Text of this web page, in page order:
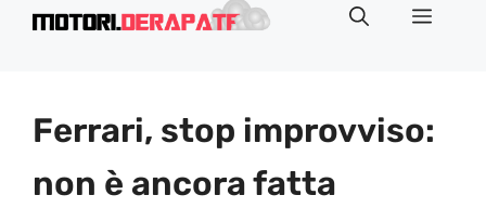
Menu
Ferrari, stop improvviso:
non è ancora fatta